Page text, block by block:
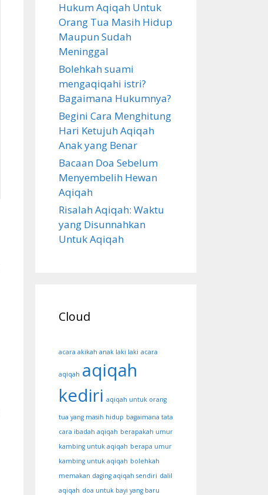
Hukum Aqiqah Untuk
Orang Tua Masih Hidup
Maupun Sudah
Meninggal
Bolehkah suami
mengaqiqahi istri?
Bagaimana Hukumnya?
Begini Cara Menghitung
Hari Ketujuh Aqiqah
Anak yang Benar
Bacaan Doa Sebelum
Menyembelih Hewan
Aqiqah
Risalah Aqiqah: Waktu
yang Disunnahkan
Untuk Aqiqah
Cloud
acara akikah anak laki laki acara
aqiqah aqiqah
kediri aqiqah untuk orang
tua yang masih hidup bagaimana tata
cara ibadah aqiqah berapakah umur
kambing untuk aqiqah berapa umur
kambing untuk aqiqah bolehkah
memakan daging aqiqah sendiri dalil
aqiqah doa untuk bayi yang baru